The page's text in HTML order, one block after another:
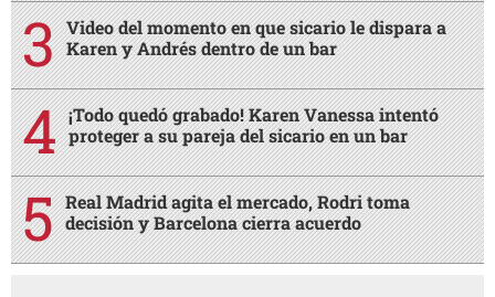
Video del momento en que sicario le dispara a
Karen y Andrés dentro de un bar
¡Todo quedó grabado! Karen Vanessa intentó
proteger a su pareja del sicario en un bar
Real Madrid agita el mercado, Rodri toma
decisión y Barcelona cierra acuerdo